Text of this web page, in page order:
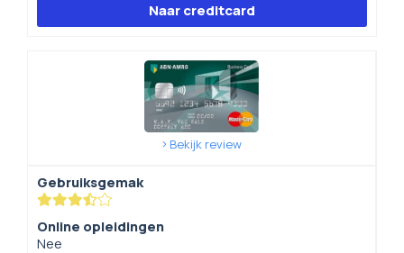
Naar creditcard
Bekijk review
Gebruiksgemak
Online opleidingen
Nee